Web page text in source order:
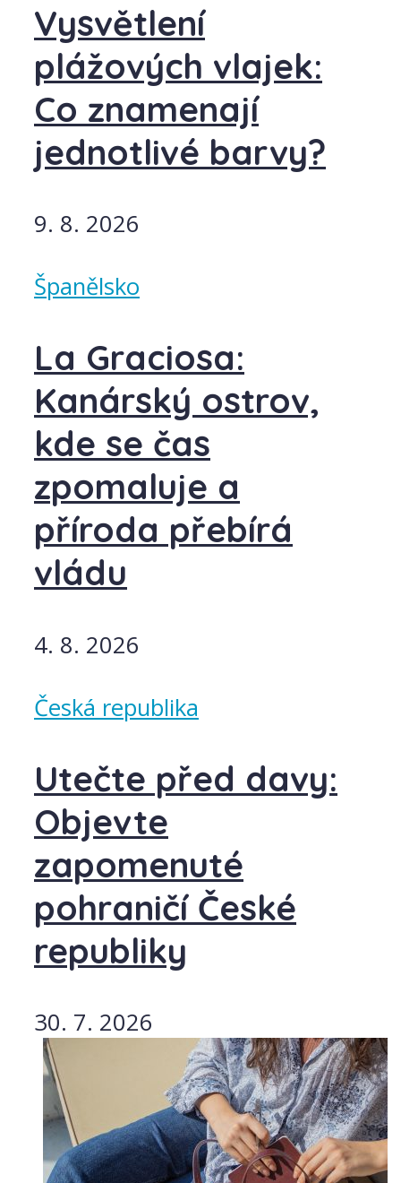
Vysvětlení
plážových vlajek:
Co znamenají
jednotlivé barvy?
9. 8. 2026
Španělsko
La Graciosa:
Kanárský ostrov,
kde se čas
zpomaluje a
příroda přebírá
vládu
4. 8. 2026
Česká republika
Utečte před davy:
Objevte
zapomenuté
pohraničí České
republiky
30. 7. 2026